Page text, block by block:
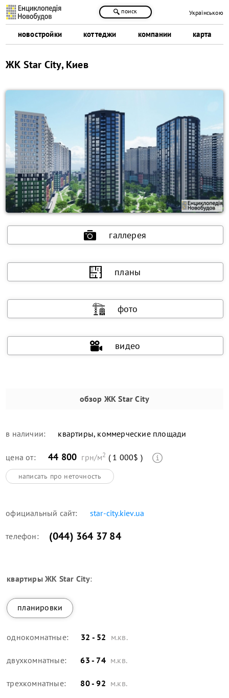
новостройки коттеджи компании карта
поиск Українською
ЖК Star City, Киев
галлерея
планы
фото
видео
обзор ЖК Star City
в наличии: квартиры, коммерческие площади
цена от: 44 800 грн/м2 ( 1 000$ )
написать про неточность
официальный сайт: star-city.kiev.ua
телефон: (044) 364 37 84
квартирыЖК Star City:
планировки
однокомнатные: 32 - 52 м.кв.
двухкомнатные: 63 - 74 м.кв.
трехкомнатные: 80 - 92 м.кв.